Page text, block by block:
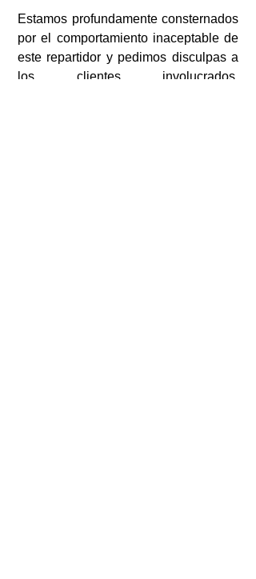
Estamos profundamente consternados
por el comportamiento inaceptable de
este repartidor y pedimos disculpas a
los clientes involucrados.